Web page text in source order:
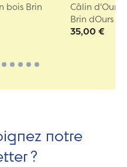
bois Brin
Câlin d'Ours
Brin dOurs
35,00 €
notre
?